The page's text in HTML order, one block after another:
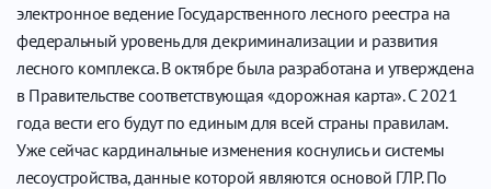
электронное ведение Государственного лесного реестра на
федеральный уровень для декриминализации и развития
лесного комплекса. В октябре была разработана и утверждена
в Правительстве соответствующая «дорожная карта». С 2021
года вести его будут по единым для всей страны правилам.
Уже сейчас кардинальные изменения коснулись и системы
лесоустройства, данные которой являются основой ГЛР. По